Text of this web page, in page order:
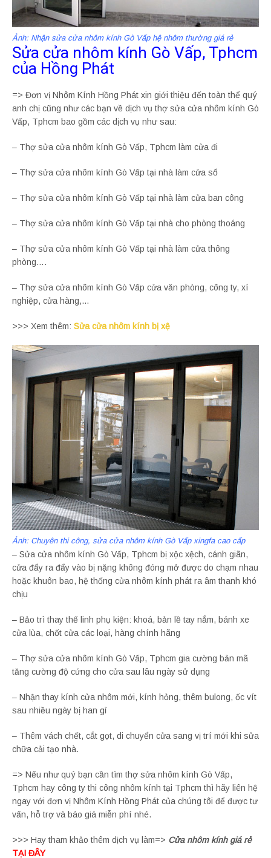
Ảnh: Nhận sửa cửa nhôm kính Gò Vấp hệ nhôm thường giá rẻ
Sửa cửa nhôm kính Gò Vấp, Tphcm
của Hồng Phát
=> Đơn vị Nhôm Kính Hồng Phát xin giới thiệu đến toàn thể quý
anh chị cũng như các bạn về dịch vụ thợ sửa cửa nhôm kính Gò
Vấp, Tphcm bao gồm các dịch vụ như sau:
– Thợ sửa cửa nhôm kính Gò Vấp, Tphcm làm cửa đi
– Thợ sửa cửa nhôm kính Gò Vấp tại nhà làm cửa sổ
– Thợ sửa cửa nhôm kính Gò Vấp tại nhà làm cửa ban công
– Thợ sửa cửa nhôm kính Gò Vấp tại nhà cho phòng thoáng
– Thợ sửa cửa nhôm kính Gò Vấp tại nhà làm cửa thông
phòng….
– Thợ sửa cửa nhôm kính Gò Vấp cửa văn phòng, công ty, xí
nghiệp, cửa hàng,…
>>> Xem thêm: Sửa cửa nhôm kính bị xệ
Ảnh: Chuyên thi công, sửa cửa nhôm kính Gò Vấp xingfa cao cấp
– Sửa cửa nhôm kính Gò Vấp, Tphcm bị xộc xệch, cánh giãn,
cửa đẩy ra đẩy vào bị nặng không đóng mở được do chạm nhau
hoặc khuôn bao, hệ thống cửa nhôm kính phát ra âm thanh khó
chịu
– Bảo trì thay thế linh phụ kiện: khoá, bản lề tay nắm, bánh xe
cửa lùa, chốt cửa các loại, hàng chính hãng
– Thợ sửa cửa nhôm kính Gò Vấp, Tphcm gia cường bản mã
tăng cường độ cứng cho cửa sau lâu ngày sử dụng
– Nhận thay kính cửa nhôm mới, kính hỏng, thêm bulong, ốc vít
sau nhiều ngày bị han gỉ
– Thêm vách chết, cắt gọt, di chuyển cửa sang vị trí mới khi sửa
chữa cải tạo nhà.
=> Nếu như quý bạn cần tìm thợ sửa nhôm kính Gò Vấp,
Tphcm hay công ty thi công nhôm kính tại Tphcm thì hãy liên hệ
ngay với đơn vị Nhôm Kính Hồng Phát của chúng tôi để được tư
vấn, hỗ trợ và báo giá miễn phí nhé.
>>> Hay tham khảo thêm dịch vụ làm=> Cửa nhôm kính giá rẻ
TẠI ĐÂY